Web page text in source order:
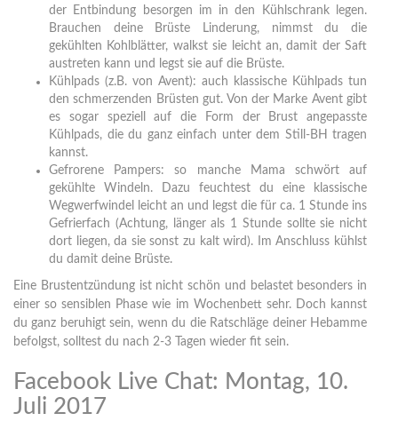
der Entbindung besorgen im in den Kühlschrank legen.
Brauchen deine Brüste Linderung, nimmst du die
gekühlten Kohlblätter, walkst sie leicht an, damit der Saft
austreten kann und legst sie auf die Brüste.
Kühlpads (z.B. von Avent): auch klassische Kühlpads tun
den schmerzenden Brüsten gut. Von der Marke Avent gibt
es sogar speziell auf die Form der Brust angepasste
Kühlpads, die du ganz einfach unter dem Still-BH tragen
kannst.
Gefrorene Pampers: so manche Mama schwört auf
gekühlte Windeln. Dazu feuchtest du eine klassische
Wegwerfwindel leicht an und legst die für ca. 1 Stunde ins
Gefrierfach (Achtung, länger als 1 Stunde sollte sie nicht
dort liegen, da sie sonst zu kalt wird). Im Anschluss kühlst
du damit deine Brüste.
Eine Brustentzündung ist nicht schön und belastet besonders in
einer so sensiblen Phase wie im Wochenbett sehr. Doch kannst
du ganz beruhigt sein, wenn du die Ratschläge deiner Hebamme
befolgst, solltest du nach 2-3 Tagen wieder fit sein.
Facebook Live Chat: Montag, 10.
Juli 2017